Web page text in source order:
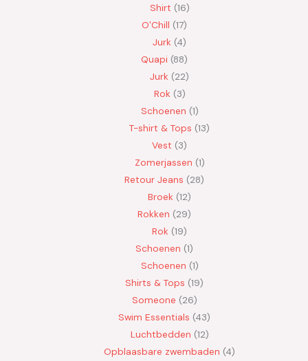
Shirt 16
O'Chill 17
Jurk 4
Quapi 88
Jurk 22
Rok 3
Schoenen 1
T-shirt & Tops 13
Vest
3
Zomerjassen 1
Retour Jeans
28
Broek 12
Rokken
29
Rok 19
Schoenen 1
Schoenen 1
Shirts & Tops 19
Someone 26
Swim Essentials 43
Luchtbedden 12
Opblaasbare zwembaden 4